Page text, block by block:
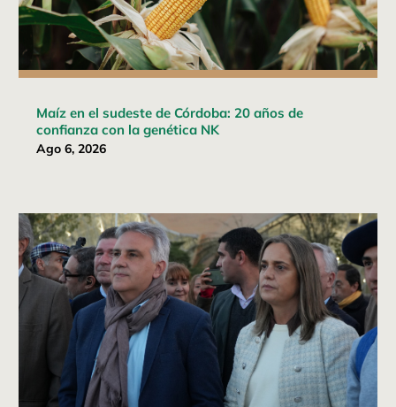
Maíz en el sudeste de Córdoba: 20 años de
confianza con la genética NK
Ago 6, 2026